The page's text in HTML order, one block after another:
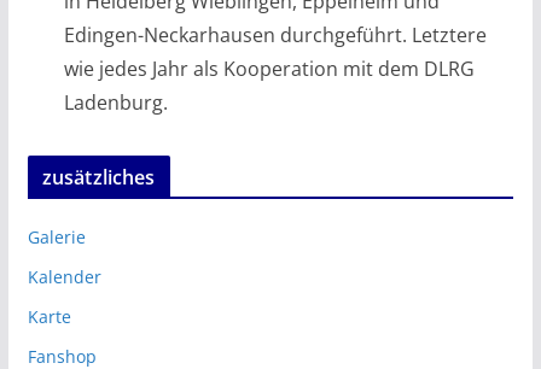
Edingen-Neckarhausen durchgeführt. Letztere
wie jedes Jahr als Kooperation mit dem DLRG
Ladenburg.
zusätzliches
Galerie
Kalender
Karte
Fanshop